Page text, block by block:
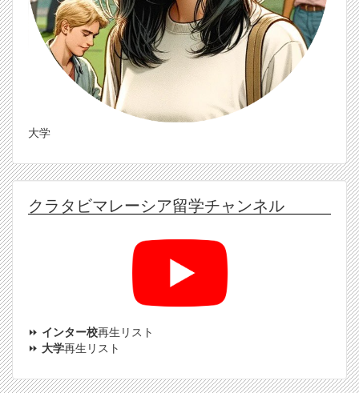
大学
クラタビマレーシア留学チャンネル
⏩ インター校再生リスト
⏩ 大学再生リスト